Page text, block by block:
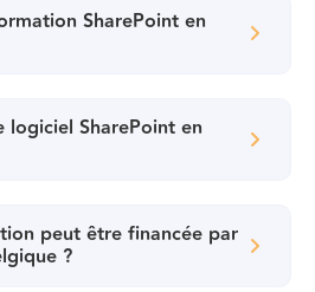
SharePoint en
SharePoint en
peut être financée par
?